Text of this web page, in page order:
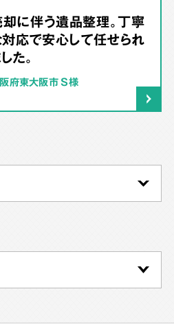
に伴う遺品整理。丁寧
応で安心して任せられ
た。
府東大阪市 S様